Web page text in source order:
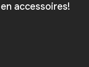
accessoires!